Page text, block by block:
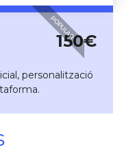
POPULAR
150€
personalització